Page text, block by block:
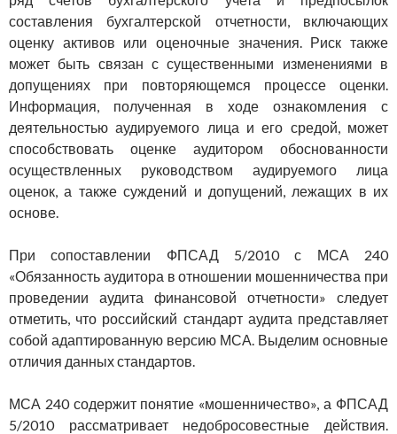
составления бухгалтерской отчет­ности, включающих
оценку активов или оценочные значения. Риск также
может быть связан с существенными изменениями в
допу­щениях при повторяющемся процессе оценки.
Информация, по­лученная в ходе ознакомления с
деятельностью аудируемого лица и его средой, может
способствовать оценке аудитором обоснован­ности
осуществленных руководством аудируемого лица
оценок, а также суждений и допущений, лежащих в их
основе.
При сопоставлении ФПСАД 5/2010 с МСА 240
«Обязанность аудитора в отношении мошенничества при
проведении аудита фи­нансовой отчетности» следует
отметить, что российский стандарт аудита представляет
собой адаптированную версию МСА. Выделим основные
отличия данных стандартов.
МСА 240 содержит понятие «мошенничество», а ФПСАД
5/2010 рассматривает недобросовестные действия.